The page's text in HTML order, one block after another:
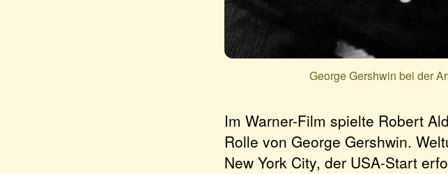
George Gershwin bei der
Im Warner-Film spielte Robert
Rolle von George Gershwin.
New York City, der USA-Start